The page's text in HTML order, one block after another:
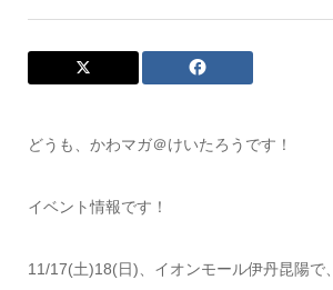
どうも、かわマガ＠けいたろうです！
イベント情報です！
11/17(土)18(日)、イオンモール伊丹昆陽で、